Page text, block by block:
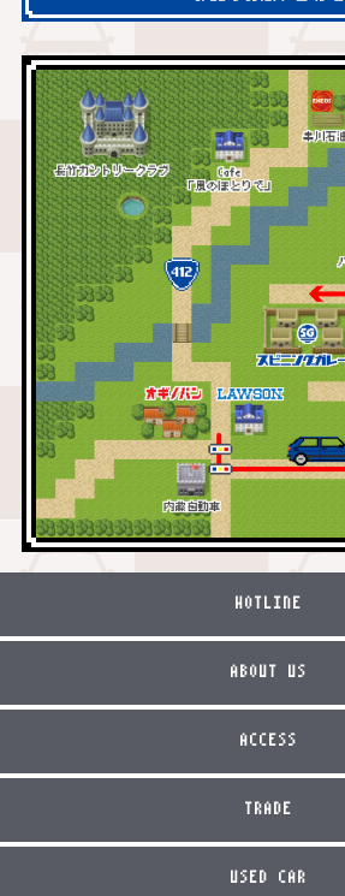
HOTLINE
ABOUT US
ACCESS
TRADE
USED CAR